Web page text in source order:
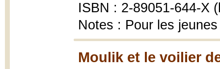
ISBN : 2-89051-644-X
Notes : Pour les jeunes
Moulik et le voilier